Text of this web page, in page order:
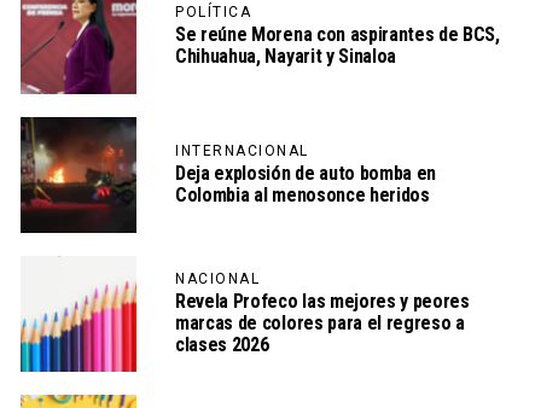
POLÍTICA
Se reúne Morena con aspirantes de BCS,
Chihuahua, Nayarit y Sinaloa
INTERNACIONAL
Deja explosión de auto bomba en
Colombia al menosonce heridos
NACIONAL
Revela Profeco las mejores y peores
marcas de colores para el regreso a
clases 2026